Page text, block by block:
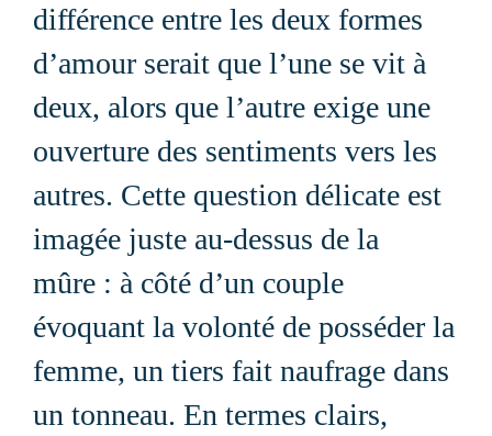
différence entre les deux formes
d’amour serait que l’une se vit à
deux, alors que l’autre exige une
ouverture des sentiments vers les
autres. Cette question délicate est
imagée juste au-dessus de la
mûre : à côté d’un couple
évoquant la volonté de posséder la
femme, un tiers fait naufrage dans
un tonneau. En termes clairs,